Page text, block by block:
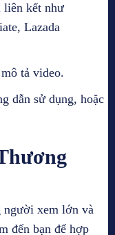
liên kết như
Lazada
tả video.
dẫn sử dụng, hoặc
người xem lớn và
đến bạn để hợp